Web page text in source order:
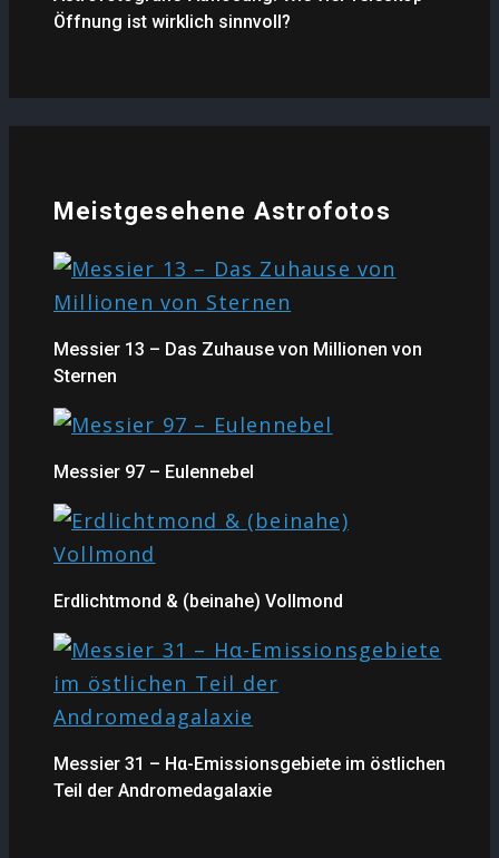
Öffnung ist wirklich sinnvoll?
Meistgesehene Astrofotos
Messier 13 – Das Zuhause von Millionen von
Sternen
Messier 97 – Eulennebel
Erdlichtmond & (beinahe) Vollmond
Messier 31 – Hα-Emissionsgebiete im östlichen
Teil der Andromedagalaxie